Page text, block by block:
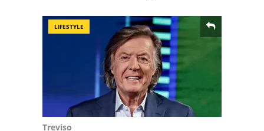
LIFESTYLE
Treviso